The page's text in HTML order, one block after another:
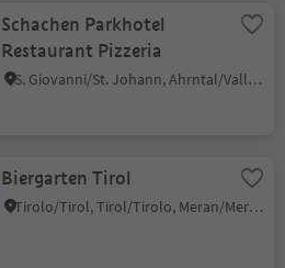
Schachen Parkhotel
Restaurant Pizzeria
S. Giovanni/St. Johann, Ahrntal/Valle Aurina, Ahrntal/Valle Aurina
Biergarten Tirol
Tirolo/Tirol, Tirol/Tirolo, Meran/Merano and environs